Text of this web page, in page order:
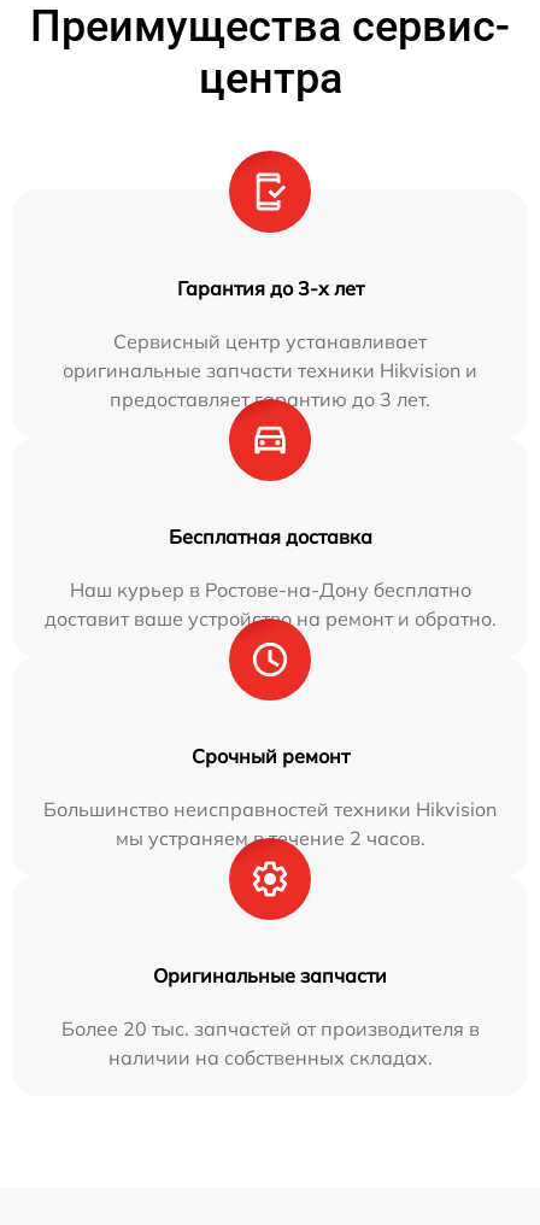
Преимущества сервис-
центра
Гарантия до 3-х лет
Сервисный центр устанавливает
оригинальные запчасти техники Hikvision и
предоставляет гарантию до 3 лет.
Бесплатная доставка
Наш курьер в Ростове-на-Дону бесплатно
доставит ваше устройство на ремонт и обратно.
Срочный ремонт
Большинство неисправностей техники Hikvision
мы устраняем в течение 2 часов.
Оригинальные запчасти
Более 20 тыс. запчастей от производителя в
наличии на собственных складах.